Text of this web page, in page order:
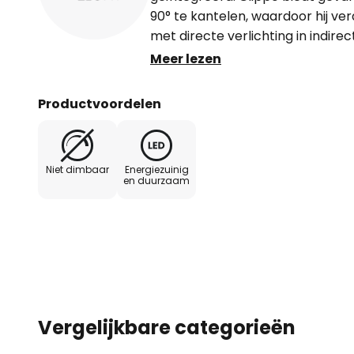
90° te kantelen, waardoor hij
met directe verlichting in
wandverlichting. De Clippo LED
voor gebruik in je eigen vier
afsnijdimmer - dimfunctie 3.000 -
350°, zwenkbaar tot 90° -
Meer lezen
Productvoordelen
Niet dimbaar
Energiezuinig
en duurzaam
Vergelijkbare categorieën